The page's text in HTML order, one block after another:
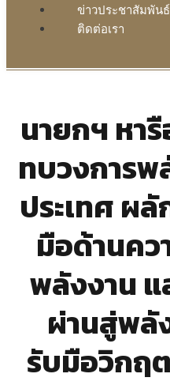
ข่าวประชาสัมพันธ์
ติดต่อเรา
นายกฯ หา
ทบวงการพ
ประเทศ ผ
มือด้านค
พลังงาน แ
ผ่านสู่พลั
รับมือวิกฤ